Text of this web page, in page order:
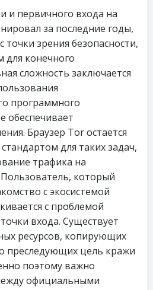
и первичного входа на
за последние годы,
точки зрения безопасности,
для конечного
сложность заключается
программного
обеспечивает
Браузер Tor остается
для таких задач,
трафика на
который
с экосистемой
с проблемой
входа. Существует
ресурсов, копирующих
преследующих цель кражи
поэтому важно
официальными